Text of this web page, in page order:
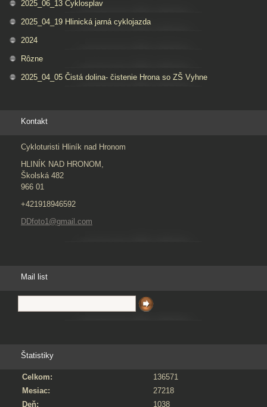
2025_06_13 Cyklosplav
2025_04_19 Hlinická jarná cyklojazda
2024
Rôzne
2025_04_05 Čistá dolina- čistenie Hrona so ZŠ Vyhne
Kontakt
Cykloturisti Hliník nad Hronom
HLINÍK NAD HRONOM,
Školská 482
966 01
+421918946592
DDfoto1@gmail.com
Mail list
Štatistiky
Celkom:
136571
Mesiac:
27218
Deň:
1038